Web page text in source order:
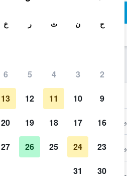
ح ن ث ر خ
2
3
4
5
6
9
10
11
12
13
16
17
18
19
20
23
24
25
26
27
30
31